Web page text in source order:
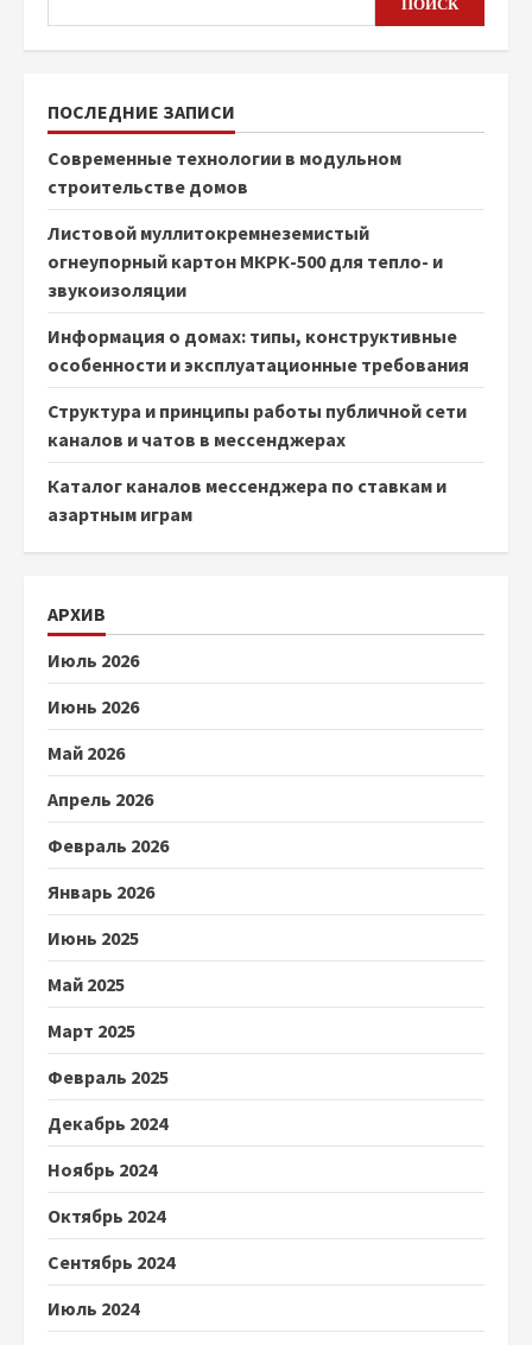
ПОСЛЕДНИЕ ЗАПИСИ
Современные технологии в модульном
строительстве домов
Листовой муллитокремнеземистый
огнеупорный картон МКРК-500 для тепло- и
звукоизоляции
Информация о домах: типы, конструктивные
особенности и эксплуатационные требования
Структура и принципы работы публичной сети
каналов и чатов в мессенджерах
Каталог каналов мессенджера по ставкам и
азартным играм
АРХИВ
Июль 2026
Июнь 2026
Май 2026
Апрель 2026
Февраль 2026
Январь 2026
Июнь 2025
Май 2025
Март 2025
Февраль 2025
Декабрь 2024
Ноябрь 2024
Октябрь 2024
Сентябрь 2024
Июль 2024